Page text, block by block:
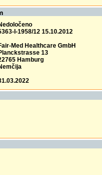
I-1958/12 15.10.2012
Med Healthcare GmbH
13
Hamburg